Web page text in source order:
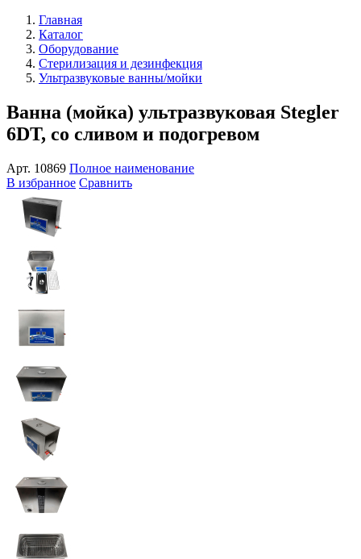
Главная
Каталог
Оборудование
Стерилизация и дезинфекция
Ультразвуковые ванны/мойки
Ванна (мойка) ультразвуковая Stegler
6DT, со сливом и подогревом
Арт. 10869 Полное наименование
В избранное Сравнить